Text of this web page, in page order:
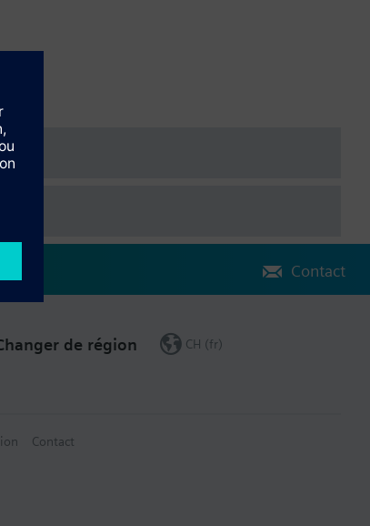
pour vannes à secteur ou papillon).
Contact
de région CH (fr)
Contact